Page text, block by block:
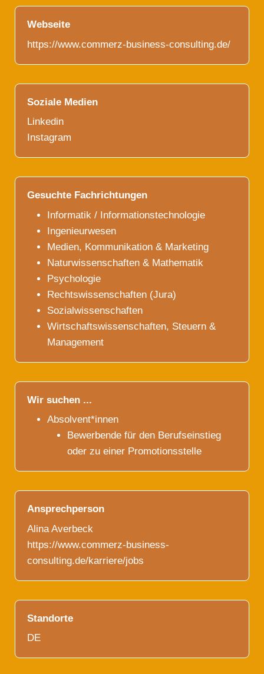
Webseite
https://www.commerz-business-consulting.de/
Soziale Medien
Linkedin
Instagram
Gesuchte Fachrichtungen
Informatik / Informationstechnologie
Ingenieurwesen
Medien, Kommunikation & Marketing
Naturwissenschaften & Mathematik
Psychologie
Rechtswissenschaften (Jura)
Sozialwissenschaften
Wirtschaftswissenschaften, Steuern &
Management
Wir suchen ...
Absolvent*innen
Bewerbende für den Berufseinstieg
oder zu einer Promotionsstelle
Ansprechperson
Alina Averbeck
https://www.commerz-business-
consulting.de/karriere/jobs
Standorte
DE